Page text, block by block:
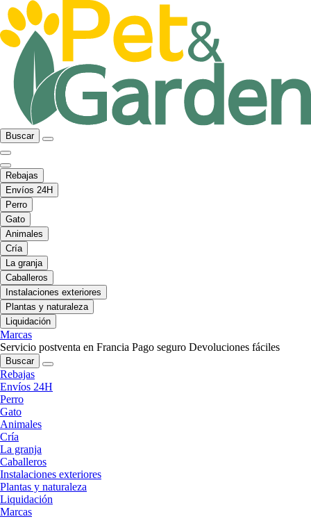
Buscar
Rebajas
Envíos 24H
Perro
Gato
Animales
Cría
La granja
Caballeros
Instalaciones exteriores
Plantas y naturaleza
Liquidación
Marcas
Servicio postventa en Francia Pago seguro Devoluciones fáciles
Buscar
Rebajas
Envíos 24H
Perro
Gato
Animales
Cría
La granja
Caballeros
Instalaciones exteriores
Plantas y naturaleza
Liquidación
Marcas